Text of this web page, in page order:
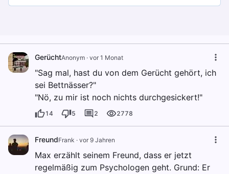
GerüchtAnonym · vor 1 Monat
"Sag mal, hast du von dem Gerücht gehört, ich
sei Bettnässer?"
"Nö, zu mir ist noch nichts durchgesickert!"
14 5 2 2778
FreundFrank · vor 9 Jahren
Max erzählt seinem Freund, dass er jetzt
regelmäßig zum Psychologen geht. Grund: Er